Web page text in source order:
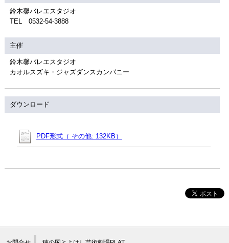
鈴木馨バレエスタジオ
TEL 0532-54-3888
主催
鈴木馨バレエスタジオ
カオルスズキ・ジャズダンスカンパニー
ダウンロード
PDF形式（ その他: 132KB）